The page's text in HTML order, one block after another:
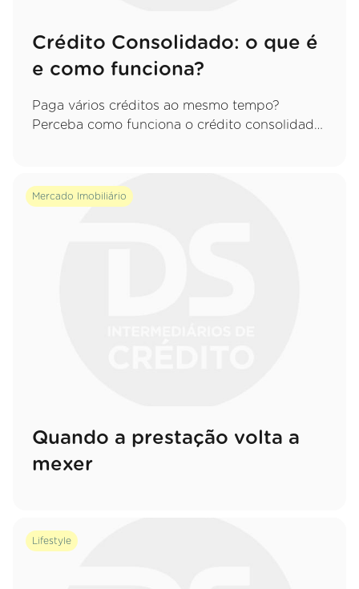
Crédito Consolidado: o que é
e como funciona?
Paga vários créditos ao mesmo tempo?
Perceba como funciona o crédito consolidado,
Mercado Imobiliário
Quando a prestação volta a
mexer
Lifestyle